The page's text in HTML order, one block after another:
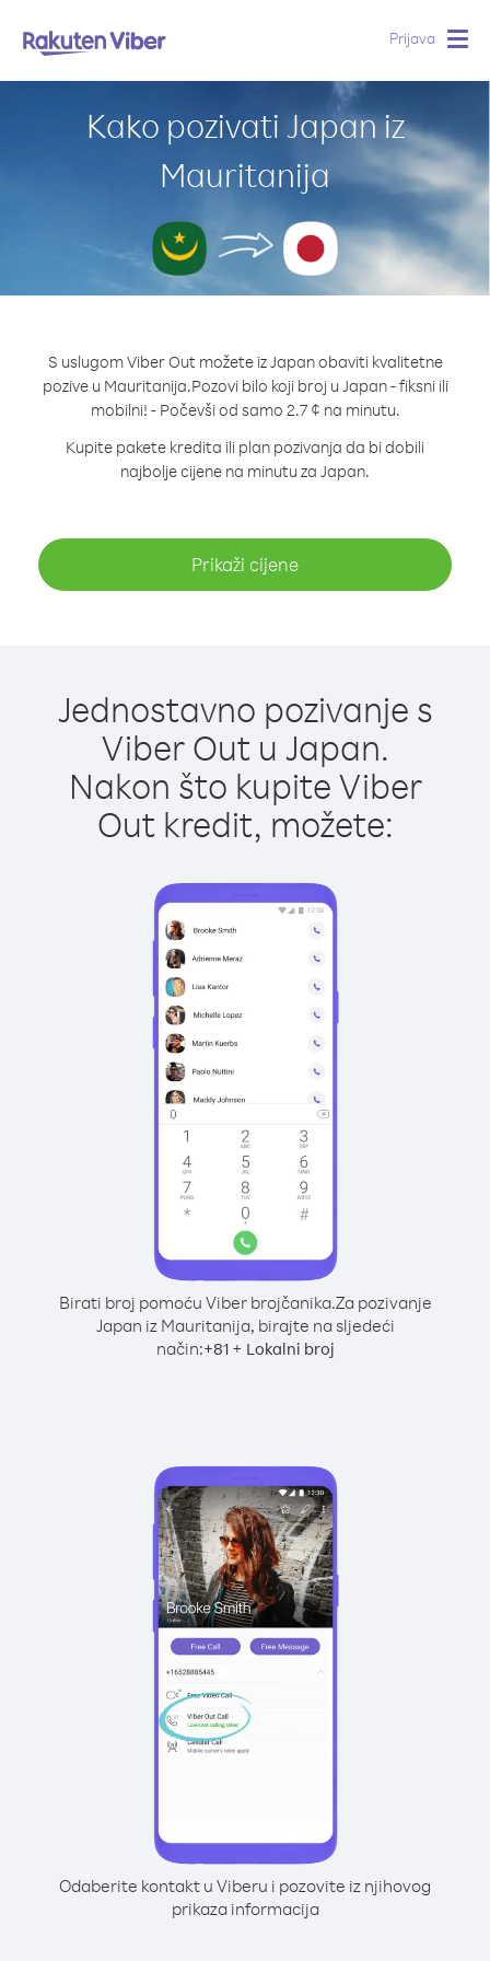
Prijava
Kako pozivati Japan iz
Mauritanija
S uslugom Viber Out možete iz Japan obaviti kvalitetne
pozive u Mauritanija.Pozovi bilo koji broj u Japan - fiksni ili
mobilni! - Počevši od samo 2.7 ¢ na minutu.
Kupite pakete kredita ili plan pozivanja da bi dobili
najbolje cijene na minutu za Japan.
Prikaži cijene
Jednostavno pozivanje s
Viber Out u Japan.
Nakon što kupite Viber
Out kredit, možete:
Birati broj pomoću Viber brojčanika.Za pozivanje
Japan iz Mauritanija, birajte na sljedeći
način:+81+ Lokalni broj
Odaberite kontakt u Viberu i pozovite iz njihovog
prikaza informacija